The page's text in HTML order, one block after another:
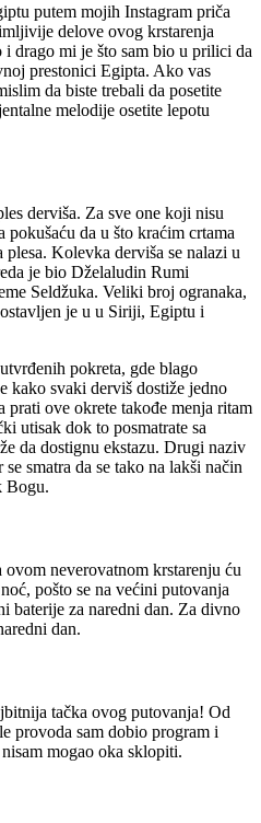
putem mojih Instagram priča
delove ovog krstarenja
drago mi je što sam bio u prilici da
prestonici Egipta. Ako vas
da biste trebali da posetite
melodije osetite lepotu
derviša. Za sve one koji nisu
pokušaću da u što kraćim crtama
Kolevka derviša se nalazi u
je bio Dželaludin Rumi
Seldžuka. Veliki broj ogranaka,
je u u Siriji, Egiptu i
pokreta, gde blago
kako svaki derviš dostiže jedno
prati ove okrete takođe menja ritam
utisak dok to posmatrate sa
da dostignu ekstazu. Drugi naziv
smatra da se tako na lakši način
Bogu.
neverovatnom krstarenju ću
pošto se na većini putovanja
baterije za naredni dan. Za divno
dan.
tačka ovog putovanja! Od
provoda sam dobio program i
nisam mogao oka sklopiti.